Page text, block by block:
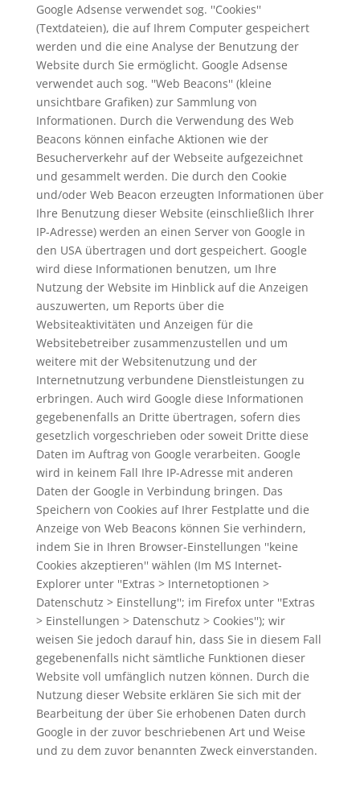
Google Adsense verwendet sog. ''Cookies''
(Textdateien), die auf Ihrem Computer gespeichert
werden und die eine Analyse der Benutzung der
Website durch Sie ermöglicht. Google Adsense
verwendet auch sog. ''Web Beacons'' (kleine
unsichtbare Grafiken) zur Sammlung von
Informationen. Durch die Verwendung des Web
Beacons können einfache Aktionen wie der
Besucherverkehr auf der Webseite aufgezeichnet
und gesammelt werden. Die durch den Cookie
und/oder Web Beacon erzeugten Informationen über
Ihre Benutzung dieser Website (einschließlich Ihrer
IP-Adresse) werden an einen Server von Google in
den USA übertragen und dort gespeichert. Google
wird diese Informationen benutzen, um Ihre
Nutzung der Website im Hinblick auf die Anzeigen
auszuwerten, um Reports über die
Websiteaktivitäten und Anzeigen für die
Websitebetreiber zusammenzustellen und um
weitere mit der Websitenutzung und der
Internetnutzung verbundene Dienstleistungen zu
erbringen. Auch wird Google diese Informationen
gegebenenfalls an Dritte übertragen, sofern dies
gesetzlich vorgeschrieben oder soweit Dritte diese
Daten im Auftrag von Google verarbeiten. Google
wird in keinem Fall Ihre IP-Adresse mit anderen
Daten der Google in Verbindung bringen. Das
Speichern von Cookies auf Ihrer Festplatte und die
Anzeige von Web Beacons können Sie verhindern,
indem Sie in Ihren Browser-Einstellungen ''keine
Cookies akzeptieren'' wählen (Im MS Internet-
Explorer unter ''Extras > Internetoptionen >
Datenschutz > Einstellung''; im Firefox unter ''Extras
> Einstellungen > Datenschutz > Cookies''); wir
weisen Sie jedoch darauf hin, dass Sie in diesem Fall
gegebenenfalls nicht sämtliche Funktionen dieser
Website voll umfänglich nutzen können. Durch die
Nutzung dieser Website erklären Sie sich mit der
Bearbeitung der über Sie erhobenen Daten durch
Google in der zuvor beschriebenen Art und Weise
und zu dem zuvor benannten Zweck einverstanden.